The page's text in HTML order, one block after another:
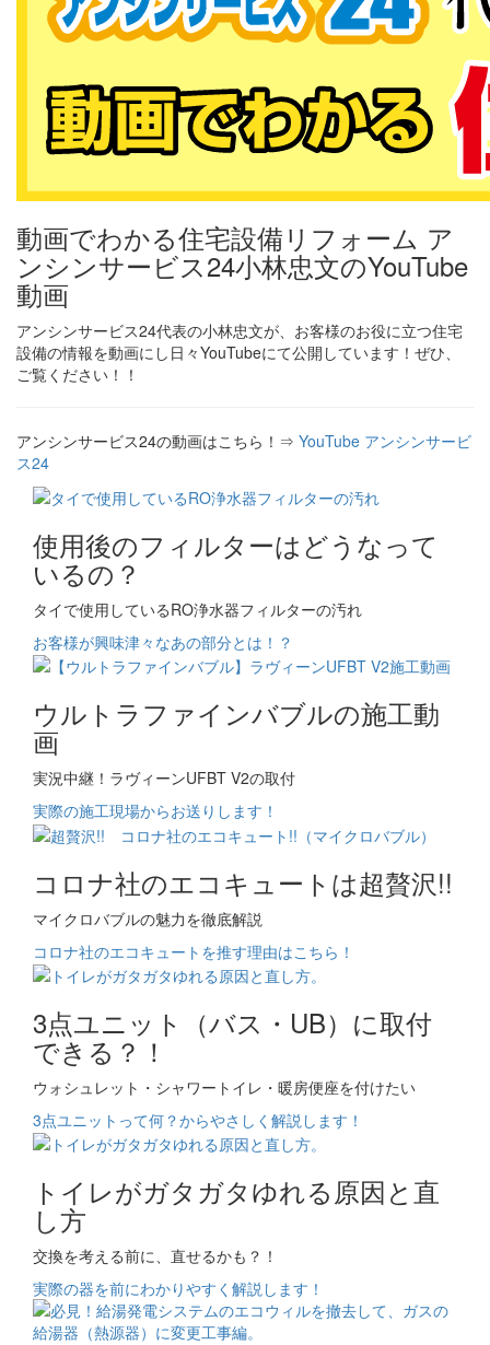
動画でわかる住宅設備リフォーム ア
ンシンサービス24小林忠文のYouTube
動画
アンシンサービス24代表の小林忠文が、お客様のお役に立つ住宅
設備の情報を動画にし日々YouTubeにて公開しています！ぜひ、
ご覧ください！！
アンシンサービス24の動画はこちら！⇒ YouTube アンシンサービ
ス24
使用後のフィルターはどうなって
いるの？
タイで使用しているRO浄水器フィルターの汚れ
お客様が興味津々なあの部分とは！？
ウルトラファインバブルの施工動
画
実況中継！ラヴィーンUFBT V2の取付
実際の施工現場からお送りします！
コロナ社のエコキュートは超贅沢!!
マイクロバブルの魅力を徹底解説
コロナ社のエコキュートを推す理由はこちら！
3点ユニット（バス・UB）に取付
できる？！
ウォシュレット・シャワートイレ・暖房便座を付けたい
3点ユニットって何？からやさしく解説します！
トイレがガタガタゆれる原因と直
し方
交換を考える前に、直せるかも？！
実際の器を前にわかりやすく解説します！